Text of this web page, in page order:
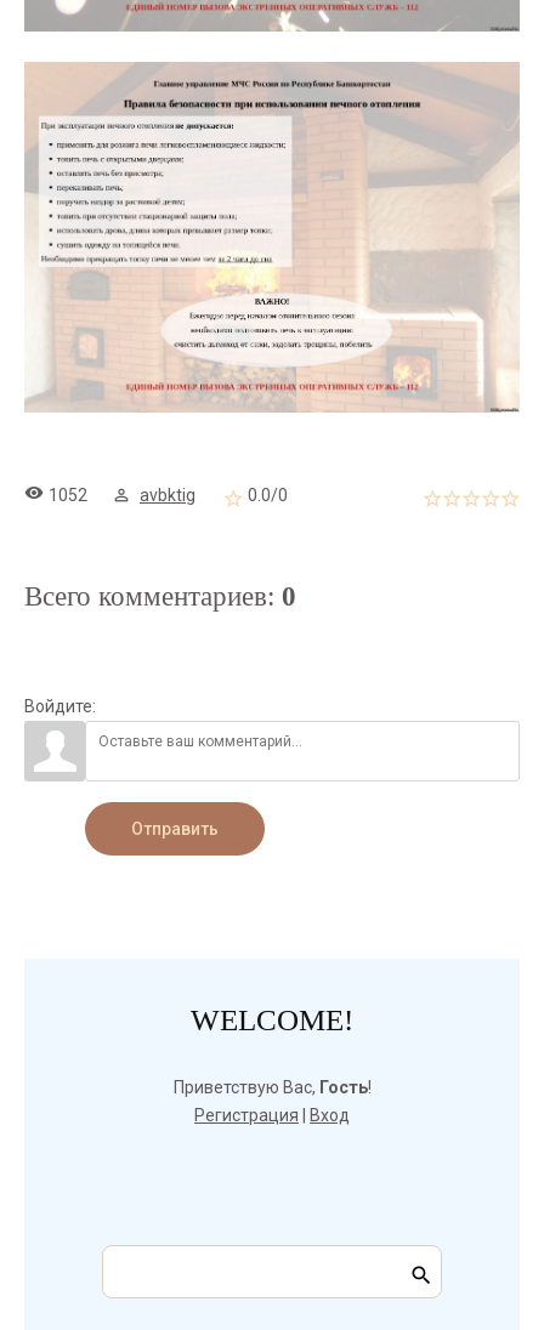
1052 avbktig 0.0/0
Всего комментариев: 0
Войдите:
Отправить
WELCOME!
Приветствую Вас, Гость!
Регистрация
Вход